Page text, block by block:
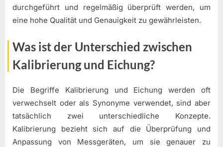
durchgeführt und regelmäßig überprüft werden, um
eine hohe Qualität und Genauigkeit zu gewährleisten.
Was ist der Unterschied zwischen
Kalibrierung und Eichung?
Die Begriffe Kalibrierung und Eichung werden oft
verwechselt oder als Synonyme verwendet, sind aber
tatsächlich zwei unterschiedliche Konzepte.
Kalibrierung bezieht sich auf die Überprüfung und
Anpassung von Messgeräten, um sie genauer zu